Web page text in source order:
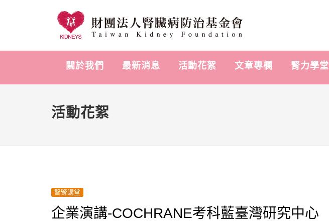
關於我們 最新消息 活動花絮 文章專欄 腎力學堂
活動花絮
智腎講堂
企業演講-COCHRANE考科藍臺灣研究中心